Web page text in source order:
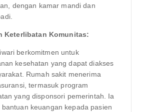
dengan kamar mandi dan
Keterlibatan Komunitas:
berkomitmen untuk
kesehatan yang dapat diakses
Rumah sakit menerima
termasuk program
yang disponsori pemerintah. Ia
keuangan kepada pasien